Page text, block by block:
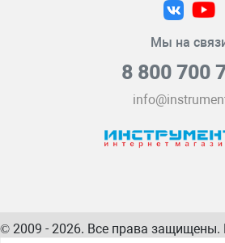
Мы на
8 800 700
© 2009 - 2026. Все права защищены.